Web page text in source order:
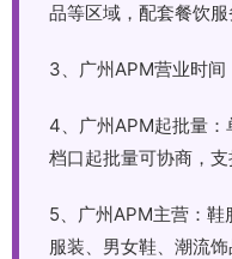
品等区域，配套餐饮服
3、广州APM营业时
4、广州APM起批量
档口起批量可协商，
5、广州APM主营：鞋
服装、男女鞋、潮流